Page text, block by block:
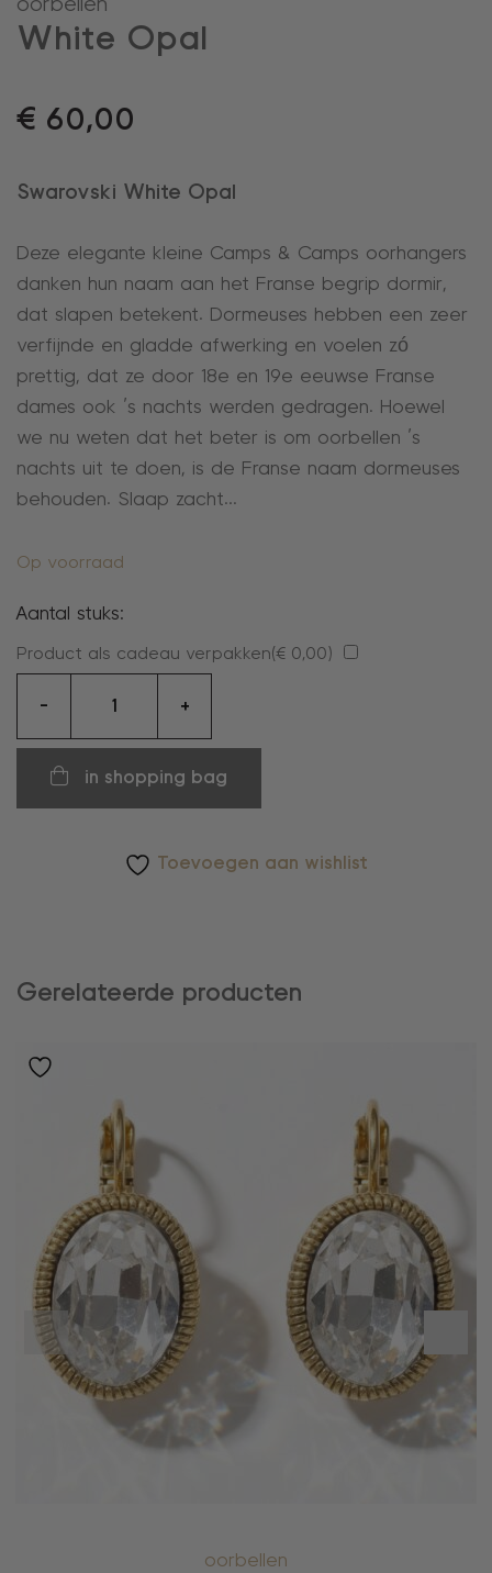
oorbellen
White Opal
€ 60,00
Swarovski White Opal
Deze elegante kleine Camps & Camps oorhangers
danken hun naam aan het Franse begrip dormir,
dat slapen betekent. Dormeuses hebben een zeer
verfijnde en gladde afwerking en voelen zó
prettig, dat ze door 18e en 19e eeuwse Franse
dames ook ’s nachts werden gedragen. Hoewel
we nu weten dat het beter is om oorbellen ’s
nachts uit te doen, is de Franse naam dormeuses
behouden. Slaap zacht…
Op voorraad
Aantal stuks:
Product als cadeau verpakken(€ 0,00)
-
aantal
+
in shopping bag
Toevoegen aan wishlist
Gerelateerde producten
oorbellen